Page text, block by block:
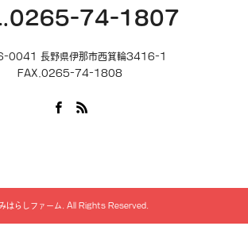
74-1807
0041 長野県伊那市西箕輪3416-1
FAX.0265-74-1808
はらしファーム . All Rights Reserved.